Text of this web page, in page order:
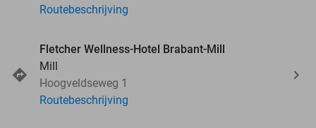
Routebeschrijving
Fletcher Wellness-Hotel Brabant-Mill
Mill
Hoogveldseweg 1
Routebeschrijving